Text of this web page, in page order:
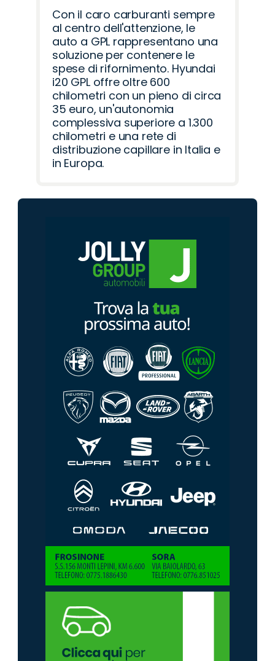
Con il caro carburanti sempre
al centro dell'attenzione, le
auto a GPL rappresentano una
soluzione per contenere le
spese di rifornimento. Hyundai
i20 GPL offre oltre 600
chilometri con un pieno di circa
35 euro, un'autonomia
complessiva superiore a 1.300
chilometri e una rete di
distribuzione capillare in Italia e
in Europa.